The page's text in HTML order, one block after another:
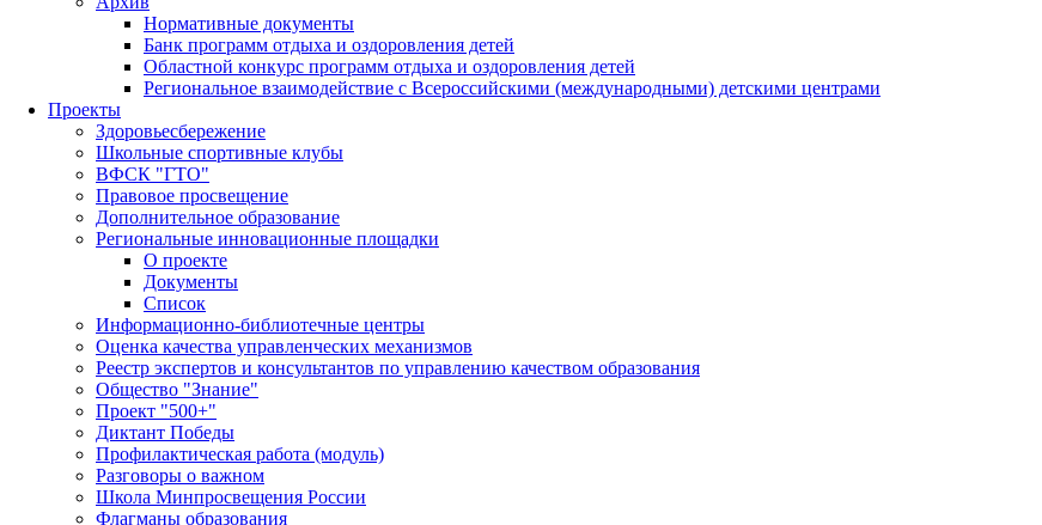
Нормативные документы
Банк программ отдыха и оздоровления детей
Областной конкурс программ отдыха и оздоровления детей
Региональное взаимодействие с Всероссийскими (международными) детскими центрами
Проекты
Здоровьесбережение
Школьные спортивные клубы
ВФСК "ГТО"
Правовое просвещение
Дополнительное образование
Региональные инновационные площадки
О проекте
Документы
Список
Информационно-библиотечные центры
Оценка качества управленческих механизмов
Реестр экспертов и консультантов по управлению качеством образования
Общество "Знание"
Проект "500+"
Диктант Победы
Профилактическая работа (модуль)
Разговоры о важном
Школа Минпросвещения России
Флагманы образования